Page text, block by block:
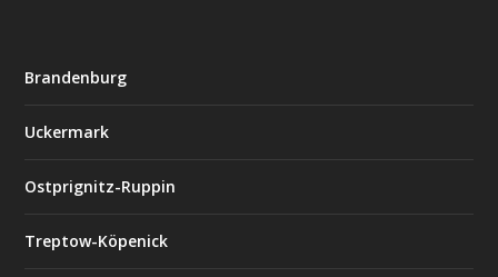
Brandenburg
Uckermark
Ostprignitz-Ruppin
Treptow-Köpenick